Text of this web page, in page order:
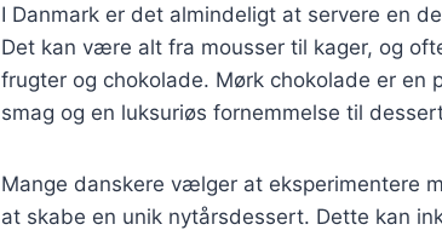
I Danmark er det almindeligt at servere en
Det kan være alt fra mousser til kager, og
frugter og chokolade. Mørk chokolade er
smag og en luksuriøs fornemmelse til
Mange danskere vælger at eksperimentere
at skabe en unik nytårsdessert. Dette kan